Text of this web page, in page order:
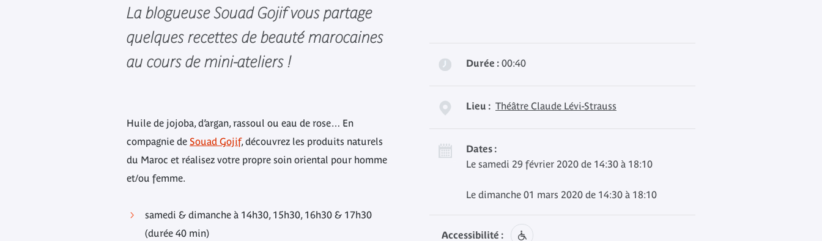
La blogueuse Souad Gojif vous partage
quelques recettes de beauté marocaines
au cours de mini-ateliers !
Huile de jojoba, d’argan, rassoul ou eau de rose… En
compagnie de Souad Gojif, découvrez les produits naturels
du Maroc et réalisez votre propre soin oriental pour homme
et/ou femme.
samedi & dimanche à 14h30, 15h30, 16h30 & 17h30
(durée 40 min)
Durée : 00:40
Lieu : Théâtre Claude Lévi-Strauss
Dates :
Le samedi 29 février 2020 de 14:30 à 18:10
Le dimanche 01 mars 2020 de 14:30 à 18:10
Accessibilité :